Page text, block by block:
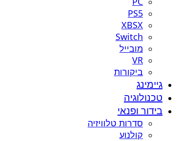
PS5
XBSX
Switch
מובייל
VR
ביקורות
גיימינג
טכנולוגיה
בידור ופנאי
סדרות טלוויזיה
קולנוע